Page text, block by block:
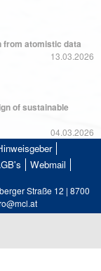
atomistic data
13.03.2026
of sustainable
04.03.2026
Webmail
Straße 12 | 8700